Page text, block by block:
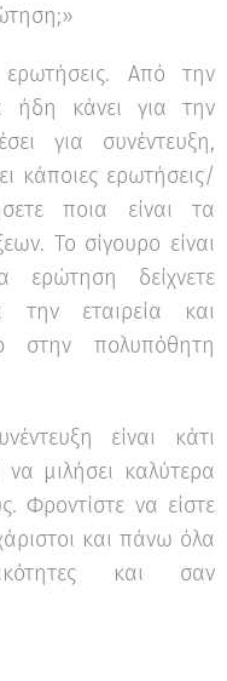
ερωτήσεις. Από την
ήδη κάνει για την
για συνέντευξη,
κάποιες ερωτήσεις/
ποια είναι τα
Το σίγουρο είναι
ερώτηση δείχνετε
την εταιρεία και
στην πολυπόθητη
είναι κάτι
μιλήσει καλύτερα
Φροντίστε να είστε
και πάνω όλα
και σαν